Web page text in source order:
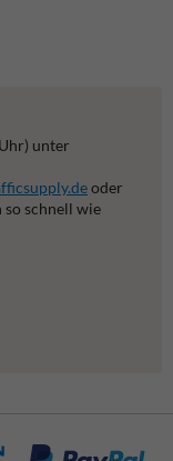
unter
oder
so schnell wie